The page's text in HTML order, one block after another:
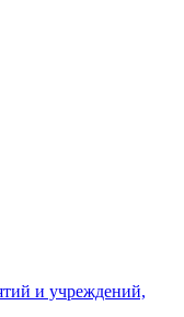
и учреждений,